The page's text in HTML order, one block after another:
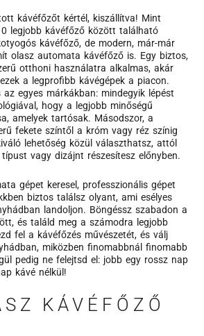
kávéfőzőt kértél, kiszállítva! Mint
legjobb kávéfőző között található
kávéfőző, de modern, már-már
olasz automata kávéfőző is. Egy biztos,
otthoni használatra alkalmas, akár
a legprofibb kávégépek a piacon.
egyes márkákban: mindegyik lépést
hogy a legjobb minőségű
amelyek tartósak. Másodszor, a
fekete színtől a króm vagy réz színig
lehetőség közül választhatsz, attól
vagy dizájnt részesítesz előnyben.
gépet keresel, professzionális gépet
biztos találsz olyant, ami esélyes
landoljon. Böngéssz szabadon a
és találd meg a számodra legjobb
fel a kávéfőzés művészetét, és válj
miközben finomabbnál finomabb
pedig ne felejtsd el: jobb egy rossz nap
kávé nélkül!
KÁVÉFŐZŐ